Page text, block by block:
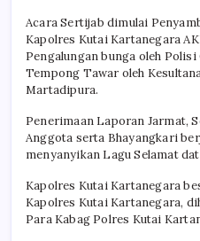
Acara Sertijab dimulai
Kapolres Kutai Kartanegara
Pengalungan bunga oleh
Tempong Tawar oleh
Martadipura.
Penerimaan Laporan Jarmat,
Anggota serta Bhayangkari
menyanyikan Lagu Selamat
Kapolres Kutai Kartanegara
Kapolres Kutai Kartanegara,
Para Kabag Polres Kutai